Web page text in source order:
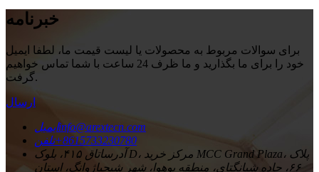
خبرنامه
برای سوالات مربوط به محصولات یا لیست قیمت ما، لطفا ایمیل
خود را برای ما بگذارید و ما ظرف 24 ساعت با شما تماس خواهیم
گرفت.
ارسال
ایمیلinfo@arextecn.com
تلفن‎+8615733230780‎
آدرس
اتاق ۴۱۵، بلوک D، مرکز خرید MCC Grand Plaza، پلاک
۶۶، جاده شیانگتای، منطقه یوهوا، شهر شیجیاژوانگ، استان